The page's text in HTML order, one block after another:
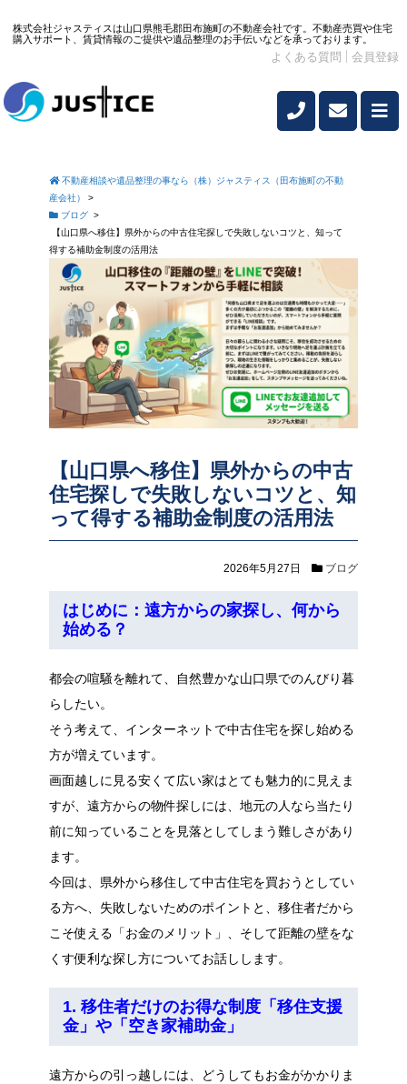
株式会社ジャスティスは山口県熊毛郡田布施町の不動産会社です。不動産売買や住宅
購入サポート、賃貸情報のご提供や遺品整理のお手伝いなどを承っております。
よくある質問 会員登録
不動産相談や遺品整理の事なら（株）ジャスティス（田布施町の不動
産会社）
>
ブログ >
【山口県へ移住】県外からの中古住宅探しで失敗しないコツと、知って
得する補助金制度の活用法
【山口県へ移住】県外からの中古
住宅探しで失敗しないコツと、知
って得する補助金制度の活用法
2026年5月27日 ブログ
はじめに：遠方からの家探し、何から
始める？
都会の喧騒を離れて、自然豊かな山口県でのんびり暮
らしたい。
そう考えて、インターネットで中古住宅を探し始める
方が増えています。
画面越しに見る安くて広い家はとても魅力的に見えま
すが、遠方からの物件探しには、地元の人なら当たり
前に知っていることを見落としてしまう難しさがあり
ます。
今回は、県外から移住して中古住宅を買おうとしてい
る方へ、失敗しないためのポイントと、移住者だから
こそ使える「お金のメリット」、そして距離の壁をな
くす便利な探し方についてお話しします。
1. 移住者だけのお得な制度「移住支援
金」や「空き家補助金」
遠方からの引っ越しには、どうしてもお金がかかりま